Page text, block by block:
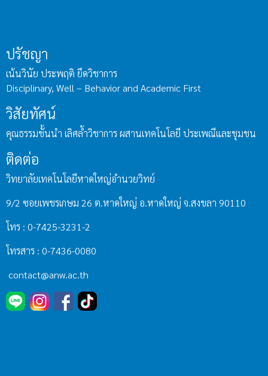
ปรัชญา
เน้นวินัย ประพฤติ ยึดวิชาการ
Disciplinary, Well – Behavior and Academic First
วิสัยทัศน์
คุณธรรมชั้นนำ เลิศล้ำวิชาการ ผสานเทคโนโลยี ประเพณีและชุมชน
ติดต่อ
วิทยาลัยเทคโนโลยีหาดใหญ่อำนวยวิทย์
9/2 ซอยเพชรเกษม 26 ต.หาดใหญ่ อ.หาดใหญ่ จ.สงขลา 90110
โทร : 0-7425-3231-2
โทรสาร : 0-7436-0080
contact@anw.ac.th